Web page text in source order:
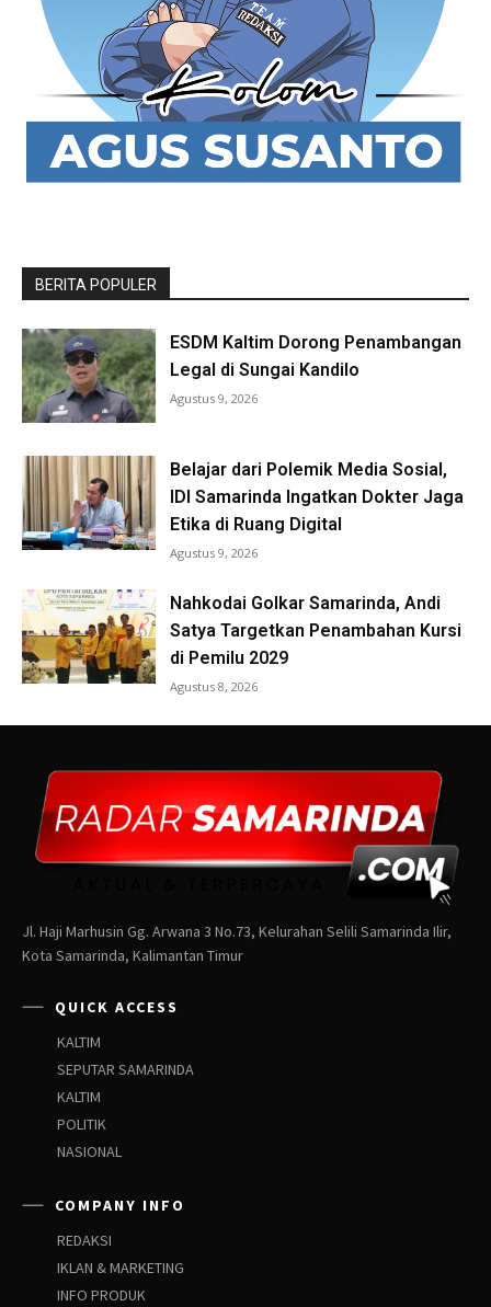
Jl. Haji Marhusin Gg. Arwana 3 No.73, Kelurahan Selili Samarinda Ilir,
Kota Samarinda, Kalimantan Timur
QUICK ACCESS
KALTIM
SEPUTAR SAMARINDA
KALTIM
POLITIK
NASIONAL
COMPANY INFO
REDAKSI
IKLAN & MARKETING
INFO PRODUK